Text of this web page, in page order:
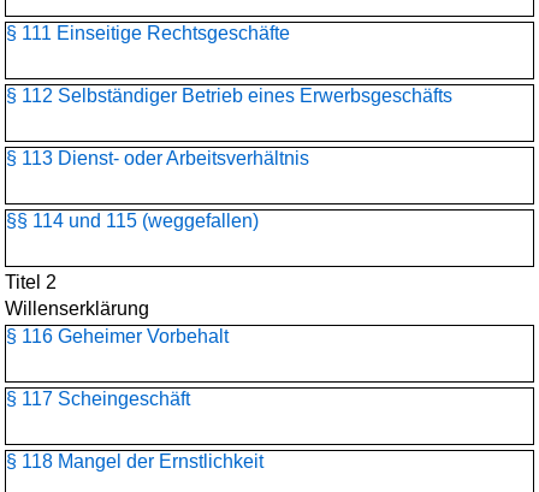
§ 111 Einseitige Rechtsgeschäfte
§ 112 Selbständiger Betrieb eines Erwerbsgeschäfts
§ 113 Dienst- oder Arbeitsverhältnis
§§ 114 und 115 (weggefallen)
Titel 2
Willenserklärung
§ 116 Geheimer Vorbehalt
§ 117 Scheingeschäft
§ 118 Mangel der Ernstlichkeit